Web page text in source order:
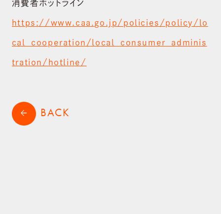
shopping_cartONLINE STORE
arrow_back BACK
消費者ホットライン
https://www.caa.go.jp/policies/policy/lo
cal_cooperation/local_consumer_adminis
tration/hotline/